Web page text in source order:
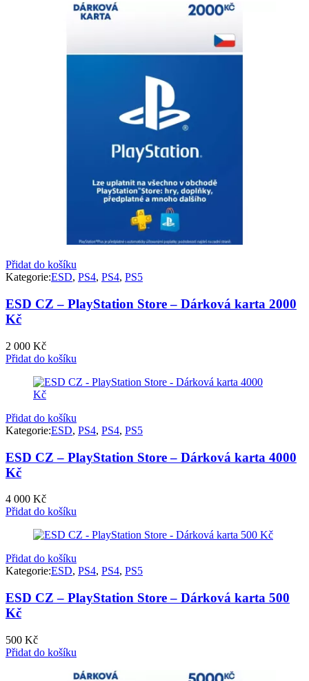
Přidat do košíku
Kategorie:ESD, PS4, PS4, PS5
ESD CZ – PlayStation Store – Dárková karta 2000
Kč
2 000 Kč
Přidat do košíku
Přidat do košíku
Kategorie:ESD, PS4, PS4, PS5
ESD CZ – PlayStation Store – Dárková karta 4000
Kč
4 000 Kč
Přidat do košíku
Přidat do košíku
Kategorie:ESD, PS4, PS4, PS5
ESD CZ – PlayStation Store – Dárková karta 500
Kč
500 Kč
Přidat do košíku